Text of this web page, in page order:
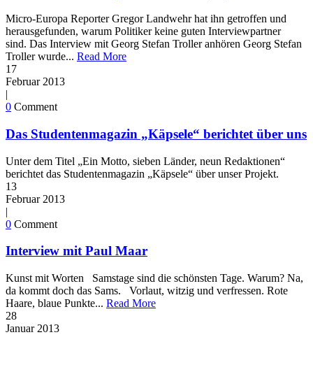
Micro-Europa Reporter Gregor Landwehr hat ihn getroffen und
herausgefunden, warum Politiker keine guten Interviewpartner
sind. Das Interview mit Georg Stefan Troller anhören Georg Stefan
Troller wurde... Read More
17
Februar 2013
|
0 Comment
Das Studentenmagazin „Käpsele“ berichtet über uns
Unter dem Titel „Ein Motto, sieben Länder, neun Redaktionen“
berichtet das Studentenmagazin „Käpsele“ über unser Projekt.
13
Februar 2013
|
0 Comment
Interview mit Paul Maar
Kunst mit Worten Samstage sind die schönsten Tage. Warum? Na,
da kommt doch das Sams. Vorlaut, witzig und verfressen. Rote
Haare, blaue Punkte... Read More
28
Januar 2013